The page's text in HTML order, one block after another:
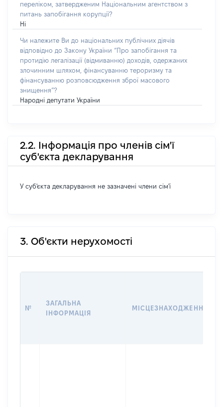
переліком, затвердженим Національним агентством з
питань запобігання корупції?
Ні
Чи належите Ви до національних публічних діячів
відповідно до Закону України “Про запобігання та
протидію легалізації (відмиванню) доходів, одержаних
злочинним шляхом, фінансуванню тероризму та
фінансуванню розповсюдження зброї масового
знищення”?
Народні депутати України
2.2. Інформація про членів сім'ї
суб'єкта декларування
У суб'єкта декларування не зазначені члени сім'ї
3. Об'єкти нерухомості
№
ЗАГАЛЬНА
ІНФОРМАЦІЯ
МІСЦЕЗНАХОДЖЕННЯ